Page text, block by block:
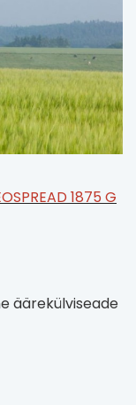
1875 G
äärekülviseade